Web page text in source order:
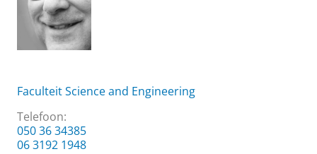
Faculteit Science and Engineering
Telefoon:
050 36 34385
06 3192 1948